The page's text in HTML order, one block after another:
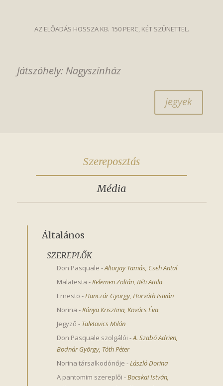
AZ ELŐADÁS HOSSZA KB. 150 PERC, KÉT SZÜNETTEL.
Játszóhely: Nagyszínház
jegyek
Szereposztás
Média
Általános
SZEREPLŐK
Don Pasquale -Altorjay Tamás, Cseh Antal
Malatesta -Kelemen Zoltán, Réti Attila
Ernesto -Hanczár György, Horváth István
Norina -Kónya Krisztina, Kovács Éva
Jegyző - Taletovics Milán
Don Pasquale szolgálói -A. Szabó Adrien,
Bodnár György, Tóth Péter
Norina társalkodónője -László Dorina
A pantomim szereplői -Bocskai István,